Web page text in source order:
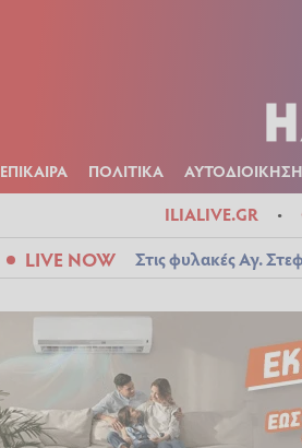
ΕΠΙΚΑΙΡΑ ΠΟΛΙΤΙΚΑ ΑΥΤΟΔΙΟΙΚΗΣΗ
ILIALIVE.GR
LIVE NOW Στις φυλακές Αγ.